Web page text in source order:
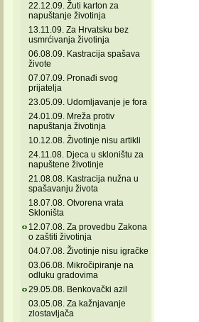
22.12.09. Žuti karton za
napuštanje životinja
13.11.09. Za Hrvatsku bez
usmrćivanja životinja
06.08.09. Kastracija spašava
živote
07.07.09. Pronađi svog
prijatelja
23.05.09. Udomljavanje je fora
24.01.09. Mreža protiv
napuštanja životinja
10.12.08. Životinje nisu artikli
24.11.08. Djeca u skloništu za
napuštene životinje
21.08.08. Kastracija nužna u
spašavanju života
18.07.08. Otvorena vrata
Skloništa
12.07.08. Za provedbu Zakona
o zaštiti životinja
04.07.08. Životinje nisu igračke
03.06.08. Mikročipiranje na
odluku gradovima
29.05.08. Benkovački azil
03.05.08. Za kažnjavanje
zlostavljača